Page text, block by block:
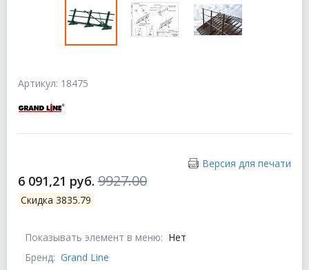
Артикул: 18475
Версия для печати
6 091,21 руб. 9927.00
Скидка 3835.79
Показывать элемент в меню: Нет
Бренд: Grand Line